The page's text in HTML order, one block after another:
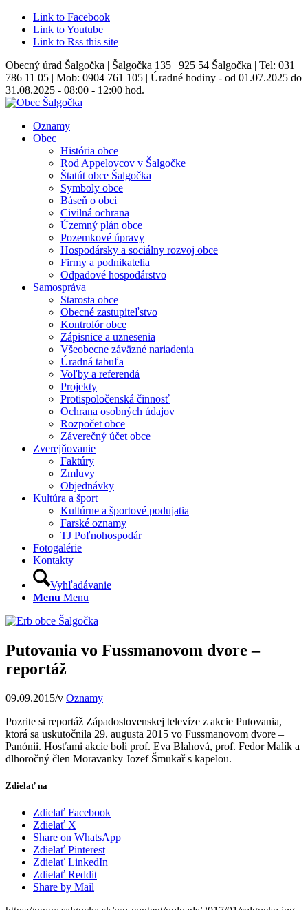
Link to Facebook
Link to Youtube
Link to Rss this site
Obecný úrad Šalgočka | Šalgočka 135 | 925 54 Šalgočka | Tel: 031
786 11 05 | Mob: 0904 761 105 | Úradné hodiny - od 01.07.2025 do
31.08.2025 - 08:00 - 12:00 hod.
Oznamy
Obec
História obce
Rod Appelovcov v Šalgočke
Štatút obce Šalgočka
Symboly obce
Báseň o obci
Civilná ochrana
Územný plán obce
Pozemkové úpravy
Hospodársky a sociálny rozvoj obce
Firmy a podnikatelia
Odpadové hospodárstvo
Samospráva
Starosta obce
Obecné zastupiteľstvo
Kontrolór obce
Zápisnice a uznesenia
Všeobecne záväzné nariadenia
Úradná tabuľa
Voľby a referendá
Projekty
Protispoločenská činnosť
Ochrana osobných údajov
Rozpočet obce
Záverečný účet obce
Zverejňovanie
Faktúry
Zmluvy
Objednávky
Kultúra a šport
Kultúrne a športové podujatia
Farské oznamy
TJ Poľnohospodár
Fotogalérie
Kontakty
Vyhľadávanie
Menu Menu
Putovania vo Fussmanovom dvore –
reportáž
09.09.2015/v Oznamy
Pozrite si reportáž Západoslovenskej televíze z akcie Putovania,
ktorá sa uskutočnila 29. augusta 2015 vo Fussmanovom dvore –
Panónii. Hosťami akcie boli prof. Eva Blahová, prof. Fedor Malík a
dlhoročný člen Moravanky Jozef Šmukař s kapelou.
Zdielať na
Zdielať Facebook
Zdielať X
Share on WhatsApp
Zdielať Pinterest
Zdielať LinkedIn
Zdielať Reddit
Share by Mail